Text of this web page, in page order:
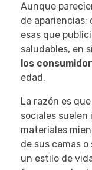
Aunque
de apariencias;
esas que
saludables, en
los
edad.
La razón es
sociales
materiales
de sus camas
un estilo de